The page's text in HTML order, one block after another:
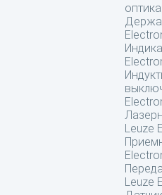
Leuze
Leuze